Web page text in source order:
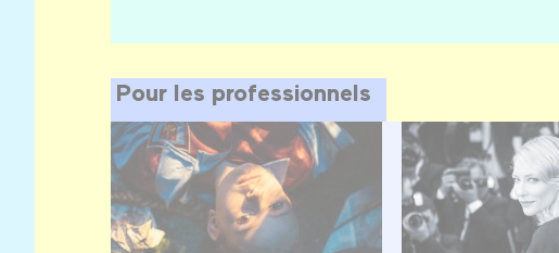
Pour les professionnels